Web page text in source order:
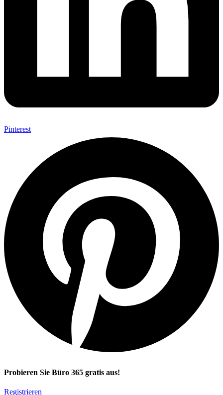
Pinterest
Probieren Sie Büro 365 gratis aus!
Registrieren